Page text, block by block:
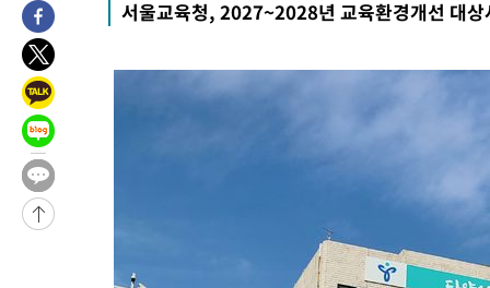
-30619초 전 >
[속보]與최고위원 제주·인천 순회경선…박선원·최민희·서미
한민수·김용 순
-30572초 전 >
청래 44.56%
-29854초 전 >
[속보]與 대표 경선 제주·인천 당원투표…金 47.75%·鄭
42.08%·宋 10.17%
-29388초 전 >
이강인 "아틀레티코 이적 기뻐…등번호 7번 의미보단 팀 위해
것"
-29323초 전 >
[속보]與 당대표 경선, 제주·인천 권리당원 투표 김민석 승리
-23097초 전 >
낮 최고 35도 '무더위'…동해안 시간당 30㎜ '강한 비'[내일날
-22367초 전 >
틀레티코 이적"
수도권 40도 육박 '펄펄'…동해안 일부 지역엔 호의주의보
온열질환 사망자 3명 늘어…누적 환자 3000명 돌파
서울교육청, 2027~2028년 교육환경개선 대상